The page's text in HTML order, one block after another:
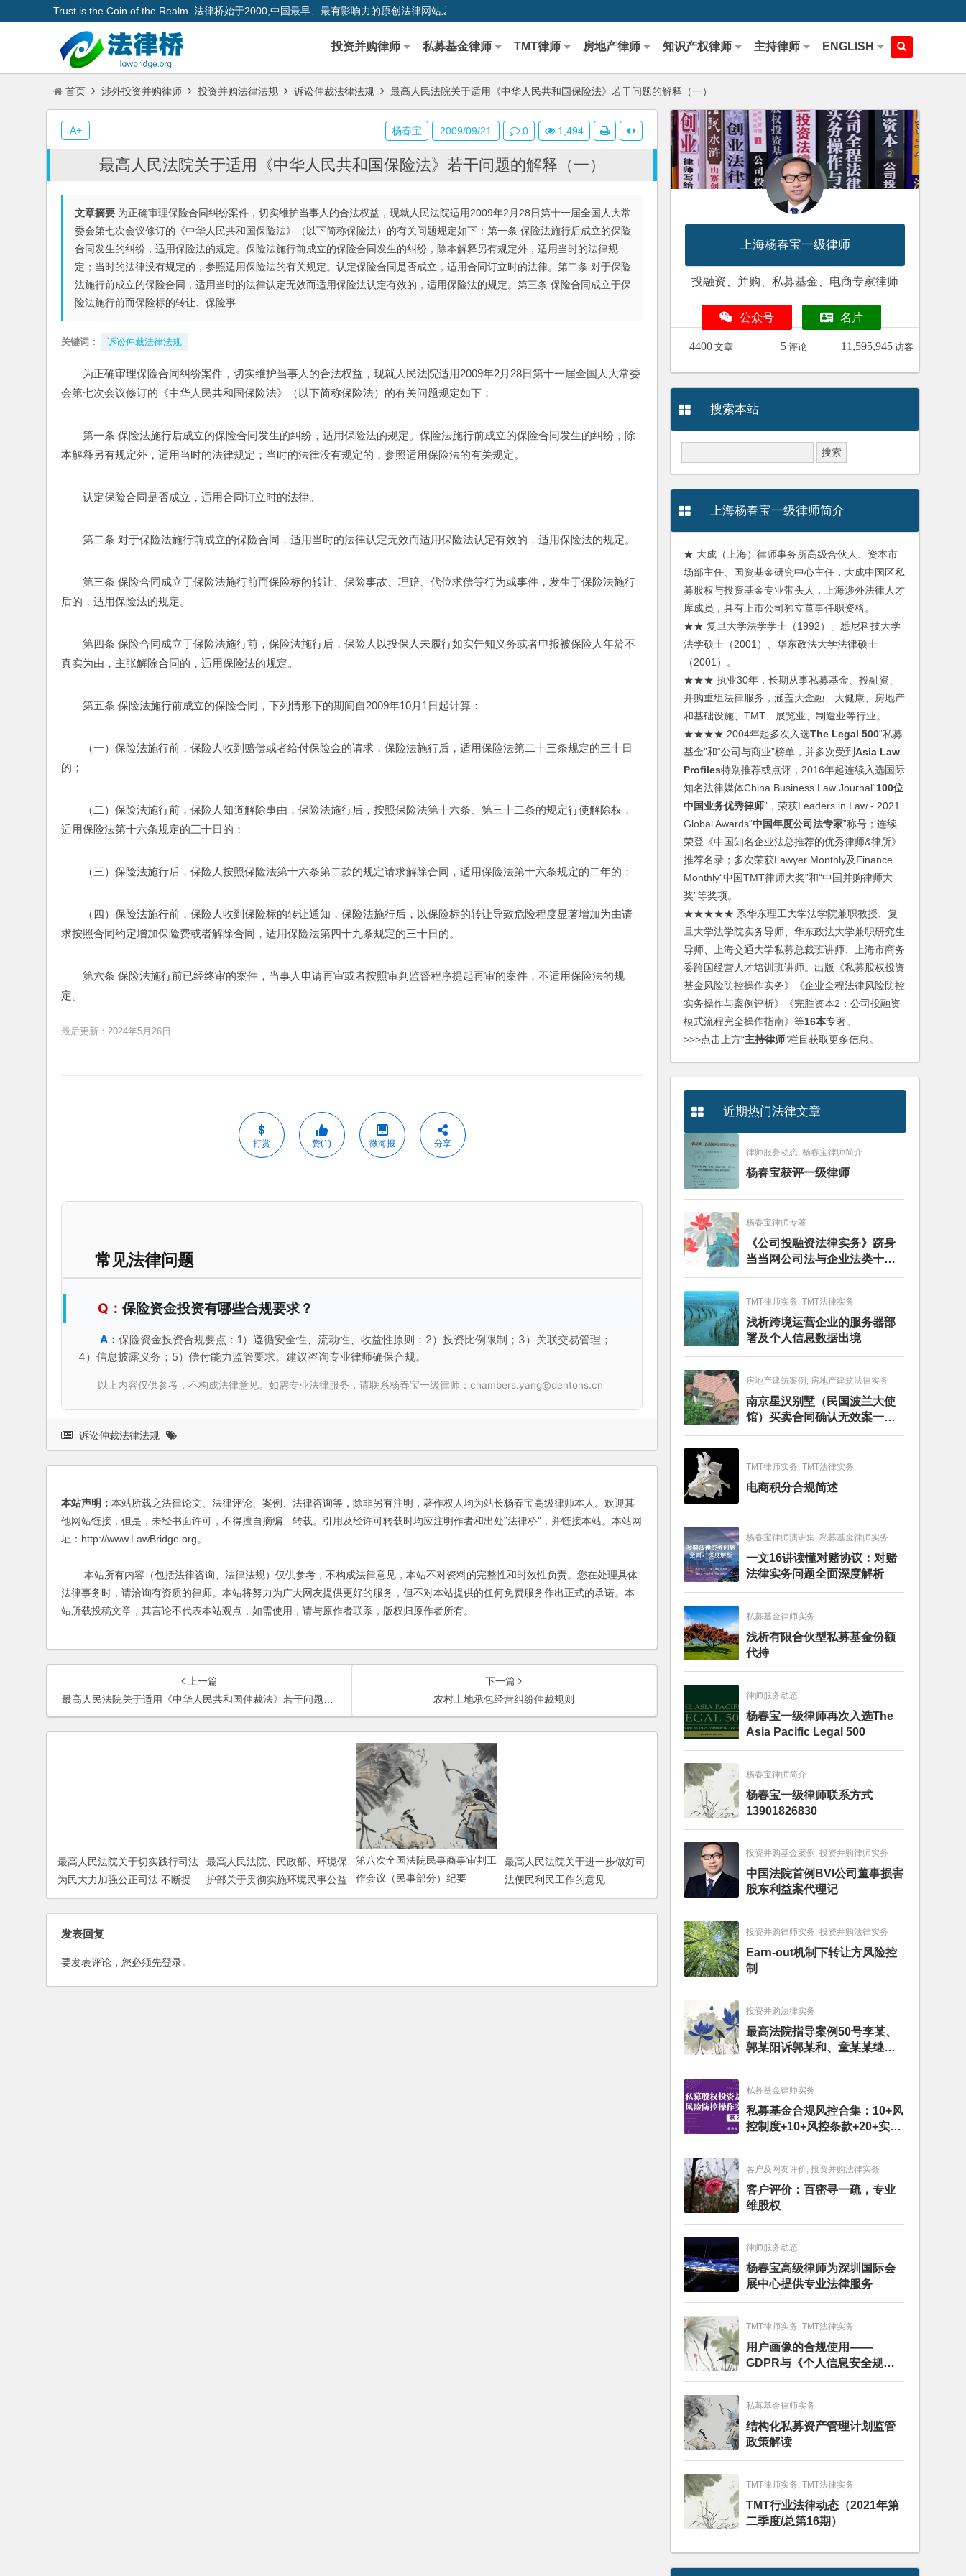
Trust is the Coin of the Realm. 法律桥始于2000,中国最早、最有影响力的原创法律网站之一
投资并购律师 私募基金律师 TMT律师 房地产律师 知识产权律师 主持律师 ENGLISH
首页 涉外投资并购律师 投资并购法律法规 诉讼仲裁法律法规 最高人民法院关于适用《中华人民共和国保险法》若干问题的解释（一）
最高人民法院关于适用《中华人民共和国保险法》若干问题的解释（一）
文章摘要 为正确审理保险合同纠纷案件，切实维护当事人的合法权益，现就人民法院适用2009年2月28日第十一届全国人大常
委会第七次会议修订的《中华人民共和国保险法》（以下简称保险法）的有关问题规定如下：第一条 保险法施行后成立的保险
合同发生的纠纷，适用保险法的规定。保险法施行前成立的保险合同发生的纠纷，除本解释另有规定外，适用当时的法律规
定；当时的法律没有规定的，参照适用保险法的有关规定。认定保险合同是否成立，适用合同订立时的法律。第二条 对于保险
法施行前成立的保险合同，适用当时的法律认定无效而适用保险法认定有效的，适用保险法的规定。第三条 保险合同成立于保
险法施行前而保险标的转让、保险事
关键词： 诉讼仲裁法律法规
为正确审理保险合同纠纷案件，切实维护当事人的合法权益，现就人民法院适用2009年2月28日第十一届全国人大常委
会第七次会议修订的《中华人民共和国保险法》（以下简称保险法）的有关问题规定如下：
第一条 保险法施行后成立的保险合同发生的纠纷，适用保险法的规定。保险法施行前成立的保险合同发生的纠纷，除
本解释另有规定外，适用当时的法律规定；当时的法律没有规定的，参照适用保险法的有关规定。
认定保险合同是否成立，适用合同订立时的法律。
第二条 对于保险法施行前成立的保险合同，适用当时的法律认定无效而适用保险法认定有效的，适用保险法的规定。
第三条 保险合同成立于保险法施行前而保险标的转让、保险事故、理赔、代位求偿等行为或事件，发生于保险法施行
后的，适用保险法的规定。
第四条 保险合同成立于保险法施行前，保险法施行后，保险人以投保人未履行如实告知义务或者申报被保险人年龄不
真实为由，主张解除合同的，适用保险法的规定。
第五条 保险法施行前成立的保险合同，下列情形下的期间自2009年10月1日起计算：
（一）保险法施行前，保险人收到赔偿或者给付保险金的请求，保险法施行后，适用保险法第二十三条规定的三十日
的；
（二）保险法施行前，保险人知道解除事由，保险法施行后，按照保险法第十六条、第三十二条的规定行使解除权，
适用保险法第十六条规定的三十日的；
（三）保险法施行后，保险人按照保险法第十六条第二款的规定请求解除合同，适用保险法第十六条规定的二年的；
（四）保险法施行前，保险人收到保险标的转让通知，保险法施行后，以保险标的转让导致危险程度显著增加为由请
求按照合同约定增加保险费或者解除合同，适用保险法第四十九条规定的三十日的。
第六条 保险法施行前已经终审的案件，当事人申请再审或者按照审判监督程序提起再审的案件，不适用保险法的规
定。
最后更新：2024年5月26日
打赏 赞(1) 微海报 分享
常见法律问题
保险资金投资有哪些合规要求？
保险资金投资合规要点：1）遵循安全性、流动性、收益性原则；2）投资比例限制；3）关联交易管理；
4）信息披露义务；5）偿付能力监管要求。建议咨询专业律师确保合规。
以上内容仅供参考，不构成法律意见。如需专业法律服务，请联系杨春宝一级律师：chambers.yang@dentons.cn
杨春宝 2009/09/21 0 1,494
A+
诉讼仲裁法律法规
本站声明： 本站所载之法律论文、法律评论、案例、法律咨询等，除非另有注明，著作权人均为站长杨春宝高级律师本人。欢迎其
他网站链接，但是，未经书面许可，不得擅自摘编、转载。引用及经许可转载时均应注明作者和出处"法律桥"，并链接本站。本站网
址：http://www.LawBridge.org。
本站所有内容（包括法律咨询、法律法规）仅供参考，不构成法律意见，本站不对资料的完整性和时效性负责。您在处理具体
法律事务时，请洽询有资质的律师。本站将努力为广大网友提供更好的服务，但不对本站提供的任何免费服务作出正式的承诺。本
站所载投稿文章，其言论不代表本站观点，如需使用，请与原作者联系，版权归原作者所有。
上一篇
最高人民法院关于适用《中华人民共和国仲裁法》若干问题的解释
下一篇
农村土地承包经营纠纷仲裁规则
最高人民法院关于切实践行司法
为民大力加强公正司法 不断提
高司法公信力的若干意见
最高人民法院、民政部、环境保
护部关于贯彻实施环境民事公益
诉讼制度的通知
第八次全国法院民事商事审判工
作会议（民事部分）纪要
最高人民法院关于进一步做好司
法便民利民工作的意见
发表回复
要发表评论，您必须先登录
上海杨春宝一级律师
投融资、并购、私募基金、电商专家律师
公众号 名片
4400 文章 5 评论 11,595,945 访客
搜索本站
上海杨春宝一级律师简介
★ 大成（上海）律师事务所高级合伙人、资本市
场部主任、国资基金研究中心主任，大成中国区私
募股权与投资基金专业带头人，上海涉外法律人才
库成员，具有上市公司独立董事任职资格。
★★ 复旦大学法学学士（1992）、悉尼科技大学
法学硕士（2001）、华东政法大学法律硕士
（2001）。
★★★ 执业30年，长期从事私募基金、投融资、
并购重组法律服务，涵盖大金融、大健康、房地产
和基础设施、TMT、展览业、制造业等行业。
★★★★ 2004年起多次入选The Legal 500“私募
基金”和“公司与商业”榜单，并多次受到Asia Law
Profiles特别推荐或点评，2016年起连续入选国际
知名法律媒体China Business Law Journal“100位
中国业务优秀律师”，荣获Leaders in Law - 2021
Global Awards“中国年度公司法专家”称号；连续
荣登《中国知名企业法总推荐的优秀律师&律所》
推荐名录；多次荣获Lawyer Monthly及Finance
Monthly“中国TMT律师大奖”和“中国并购律师大
奖”等奖项。
★★★★★ 系华东理工大学法学院兼职教授、复
旦大学法学院实务导师、华东政法大学兼职研究生
导师、上海交通大学私募总裁班讲师、上海市商务
委跨国经营人才培训班讲师。出版《私募股权投资
基金风险防控操作实务》《企业全程法律风险防控
实务操作与案例评析》《完胜资本2：公司投融资
模式流程完全操作指南》等16本专著。
>>>点击上方“主持律师”栏目获取更多信息。
近期热门法律文章
律师服务动态, 杨春宝律师简介
杨春宝获评一级律师
杨春宝律师专著
《公司投融资法律实务》跻身
当当网公司法与企业法类十大
畅销图书榜
TMT律师实务, TMT法律实务
浅析跨境运营企业的服务器部
署及个人信息数据出境
房地产建筑案例, 房地产建筑法律实务
南京星汉别墅（民国波兰大使
馆）买卖合同确认无效案一审
判决书
TMT律师实务, TMT法律实务
电商积分合规简述
杨春宝律师演讲集, 私募基金律师实务
一文16讲读懂对赌协议：对赌
法律实务问题全面深度解析
私募基金律师实务
浅析有限合伙型私募基金份额
代持
律师服务动态
杨春宝一级律师再次入选The
Asia Pacific Legal 500
杨春宝律师简介
杨春宝一级律师联系方式
13901826830
投资并购基金案例, 投资并购律师实务
中国法院首例BVI公司董事损害
股东利益案代理记
投资并购律师实务, 投资并购法律实务
Earn-out机制下转让方风险控
制
投资并购法律实务
最高法院指导案例50号李某、
郭某阳诉郭某和、童某某继承
纠纷案
私募基金律师实务
私募基金合规风控合集：10+风
控制度+10+风控条款+20+实务
文章+每月动态
客户及网友评价, 投资并购法律实务
客户评价：百密寻一疏，专业
维股权
律师服务动态
杨春宝高级律师为深圳国际会
展中心提供专业法律服务
TMT律师实务, TMT法律实务
用户画像的合规使用——
GDPR与《个人信息安全规
范》的比较分析
私募基金律师实务
结构化私募资产管理计划监管
政策解读
TMT律师实务, TMT法律实务
TMT行业法律动态（2021年第
二季度/总第16期）